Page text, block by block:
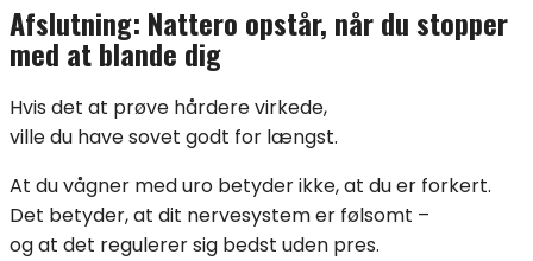
Afslutning: Nattero opstår, når du stopper
med at blande dig
Hvis det at prøve hårdere virkede,
ville du have sovet godt for længst.
At du vågner med uro betyder ikke, at du er forkert.
Det betyder, at dit nervesystem er følsomt –
og at det regulerer sig bedst uden pres.